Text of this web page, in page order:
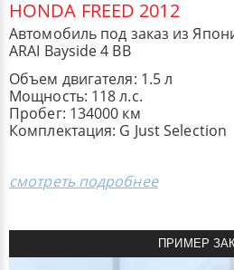
HONDA FREED 2012
Автомобиль под заказ из
ARAI Bayside 4 BB
Объем двигателя: 1.5 л
Мощность: 118 л.с.
Пробег: 134000 км
Комплектация: G Just Selection
смотреть подробнее
ПРИМЕР